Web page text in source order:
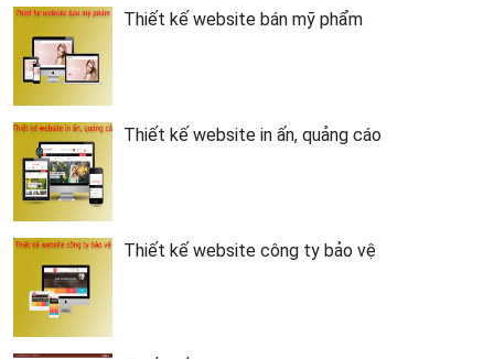
Thiết kế website bán mỹ phẩm
Thiết kế website in ấn, quảng cáo
Thiết kế website công ty bảo vệ